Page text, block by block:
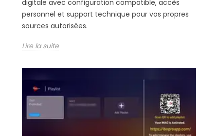
digitale avec configuration compatible, accès
personnel et support technique pour vos propres
sources autorisées.
Lire la suite